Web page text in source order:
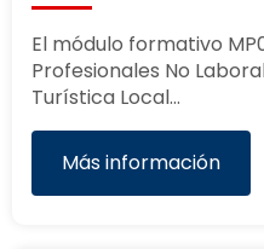
El módulo formativo
Profesionales No
Turística Local…
Más información